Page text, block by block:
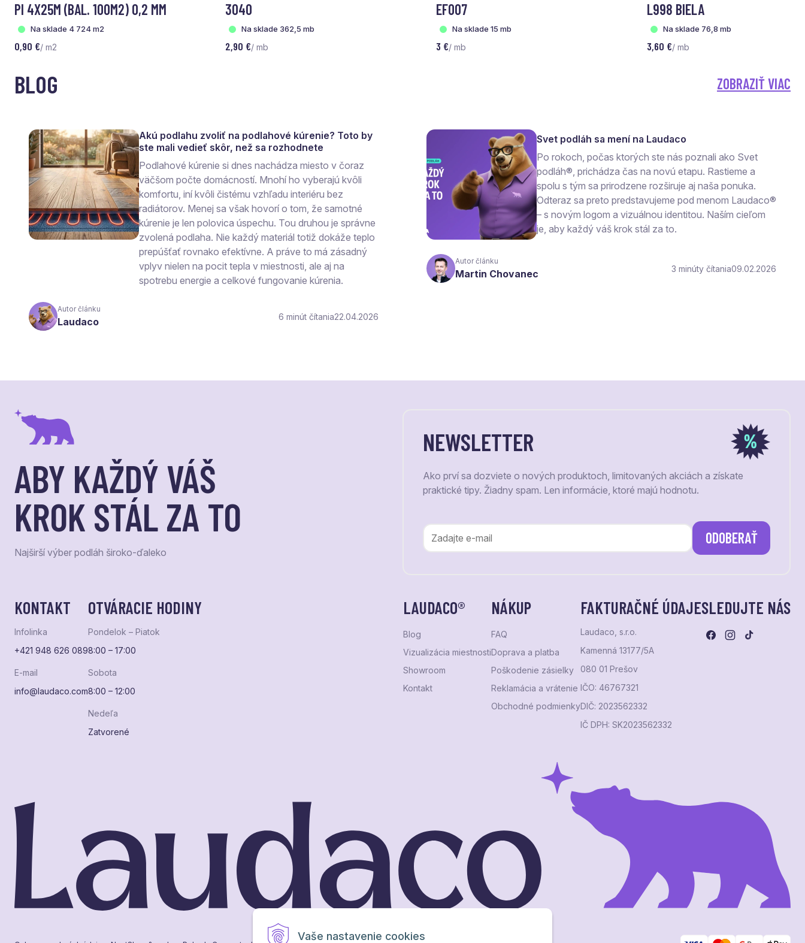
Vaše nastavenie cookies
PI 4X25M (BAL. 100M2) 0,2 MM
Na sklade 4 724 m2
0,90 €/ m2
3040
Na sklade 362,5 mb
2,90 €/ mb
EF007
Na sklade 15 mb
3 €/ mb
L998 BIELA
Na sklade 76,8 mb
3,60 €/ mb
BLOG ZOBRAZIŤ VIAC
Akú podlahu zvoliť na podlahové kúrenie? Toto by
ste mali vedieť skôr, než sa rozhodnete
Podlahové kúrenie si dnes nachádza miesto v čoraz
väčšom počte domácností. Mnohí ho vyberajú kvôli
komfortu, iní kvôli čistému vzhľadu interiéru bez
radiátorov. Menej sa však hovorí o tom, že samotné
kúrenie je len polovica úspechu. Tou druhou je správne
zvolená podlaha. Nie každý materiál totiž dokáže teplo
prepúšťať rovnako efektívne. A práve to má zásadný
vplyv nielen na pocit tepla v miestnosti, ale aj na
spotrebu energie a celkové fungovanie kúrenia.
Autor článku
Laudaco 6 čítania22.04.2026
Svet podláh sa mení na Laudaco
Po rokoch, počas ktorých ste nás poznali ako Svet
podláh®, prichádza čas na novú etapu. Rastieme a
spolu s tým sa prirodzene rozširuje aj naša ponuka.
Odteraz sa preto predstavujeme pod menom Laudaco®
– s novým logom a vizuálnou identitou. Naším cieľom
je, aby každý váš krok stál za to.
Autor článku
Martin Chovanec 3 čítania09.02.2026
ABY KAŽDÝ VÁŠ
KROK STÁL ZA TO
Najširší výber podláh široko-ďaleko
NEWSLETTER
Ako prví sa dozviete o nových produktoch, limitovaných akciách a získate
praktické tipy. Žiadny spam. Len informácie, ktoré majú hodnotu.
ODOBERAŤ
KONTAKT
Infolinka
+421 948 626 089
E-mail
info@laudaco.com
OTVÁRACIE HODINY
Pondelok – Piatok
8:00 – 17:00
Sobota
8:00 – 12:00
Nedeľa
Zatvorené
LAUDACO®
Blog
Vizualizácia miestnosti
Showroom
Kontakt
NÁKUP
FAQ
Doprava a platba
Poškodenie zásielky
Reklamácia a vrátenie
Obchodné podmienky
FAKTURAČNÉ ÚDAJE
Laudaco, s.r.o.
Kamenná 13177/5A
080 01 Prešov
IČO: 46767321
DIČ: 2023562332
IČ DPH: SK2023562332
SLEDUJTE NÁS